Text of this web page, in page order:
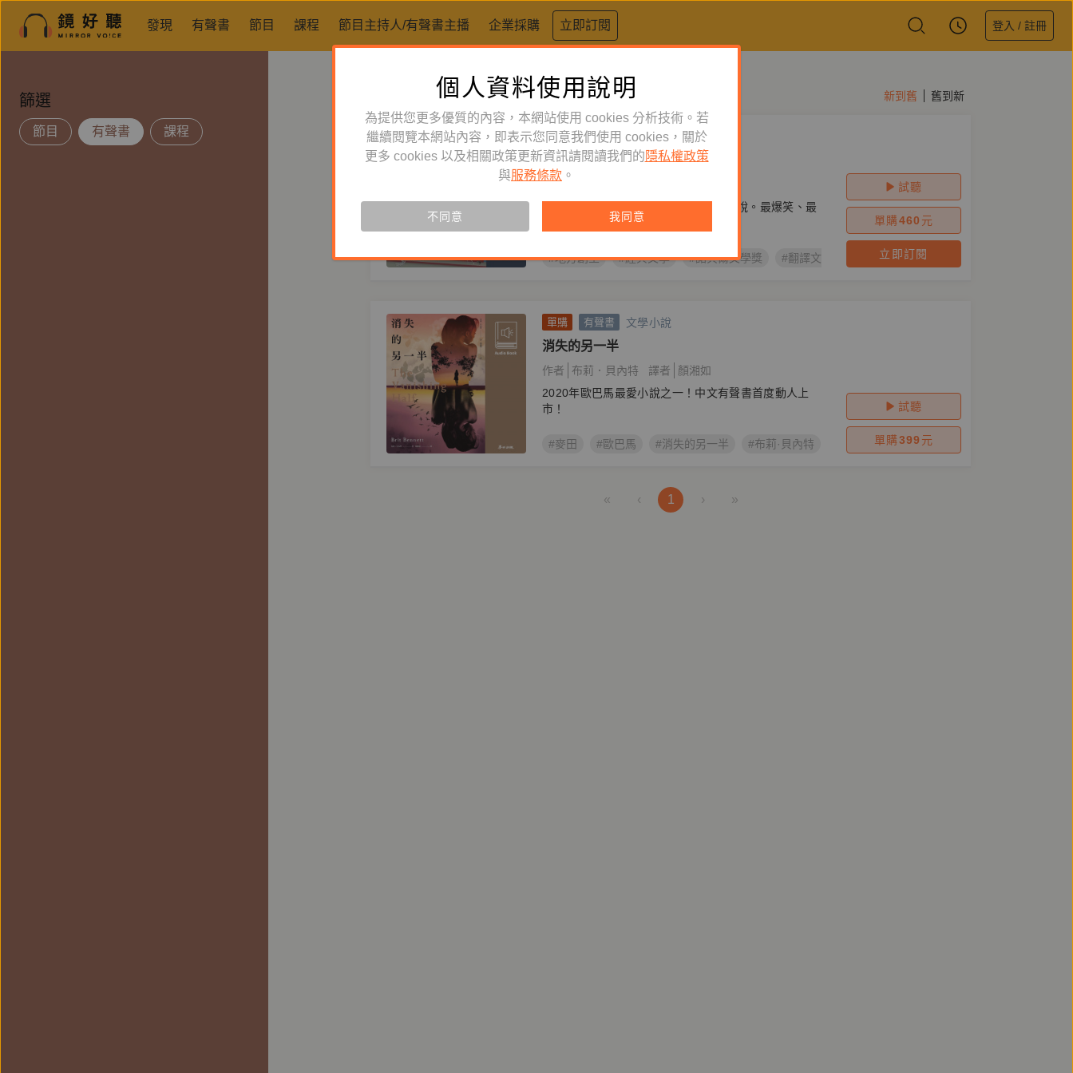
發現 有聲書 節目 課程 節目主持人/有聲書主播 企業採購 立即訂閱 登入 / 註冊
篩選
節目 有聲書 課程
歐美文學 新到舊 舊到新
訂閱 有聲書 文學小說
製罐街：諾貝爾文學獎得主作品
作者
一部讓一個城市化腐朽為神奇的經典小說。最爆笑、最
荒謬、最揪心的社會底層剪影。
#地方創生 #經典文學 #諾貝爾文學獎 #翻譯文學 #旅遊 #友誼
試聽
單購460 元
立即訂閱
單購 有聲書 文學小說
消失的另一半
作者 布莉．貝內特 譯者
顏湘如
2020年歐巴馬最愛小說之一！中文有聲書首度動人上
市！
#麥田 #歐巴馬 #消失的另一半 #布莉·貝內特 #歐美文學
試聽
單購399 元
« ‹ 1 › »
個人資料使用說明
為提供您更多優質的內容，本網站使用 cookies 分析技術。若
繼續閱覽本網站內容，即表示您同意我們使用 cookies，關於
更多 cookies 以及相關政策更新資訊請閱讀我們的 隱私權政策
與服務條款 。
不同意 我同意